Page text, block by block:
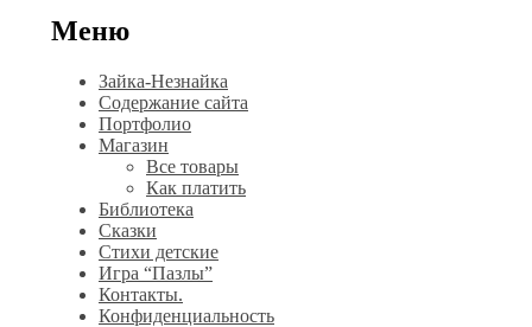
Меню
Зайка-Незнайка
Содержание сайта
Портфолио
Магазин
Все товары
Как платить
Библиотека
Сказки
Стихи детские
Игра “Пазлы”
Контакты.
Конфиденциальность